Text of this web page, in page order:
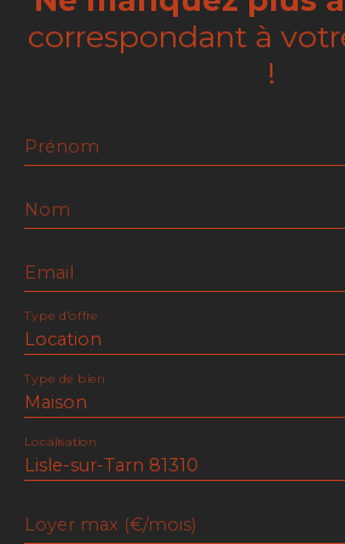
correspondant à
!
Prénom
Nom
Email
Location
Type d'offre
Maison
Type de bien
Lisle-sur-Tarn 81310
Localisation
Loyer max (€/mois)